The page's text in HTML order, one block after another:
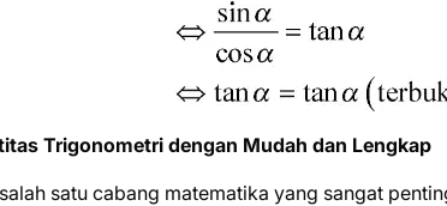
Trigonometri dengan Mudah dan Lengkap
satu cabang matematika yang sangat